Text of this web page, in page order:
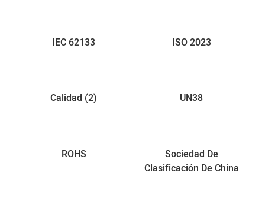
IEC 62133 ISO 2023
Calidad (2) UN38
ROHS
Sociedad De
Clasificación De China